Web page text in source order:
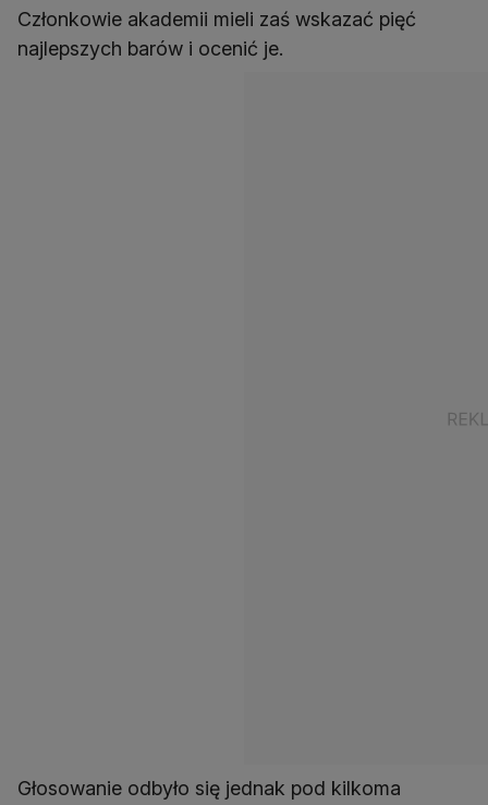
Członkowie akademii mieli zaś wskazać pięć
najlepszych barów i ocenić je.
Głosowanie odbyło się jednak pod kilkoma